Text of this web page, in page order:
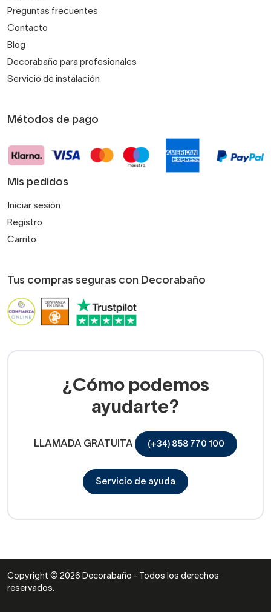
Preguntas frecuentes
Contacto
Blog
Decorabaño para profesionales
Servicio de instalación
Métodos de pago
Mis pedidos
Iniciar sesión
Registro
Carrito
Tus compras seguras con Decorabaño
¿Cómo podemos
ayudarte?
LLAMADA GRATUITA (+34) 858 770 100
Servicio de ayuda
Copyright © 2026 Decorabaño - Todos los derechos
reservados.